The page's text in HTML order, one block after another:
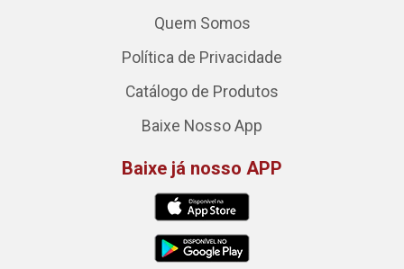
Quem Somos
Política de Privacidade
Catálogo de Produtos
Baixe Nosso App
Baixe já nosso APP